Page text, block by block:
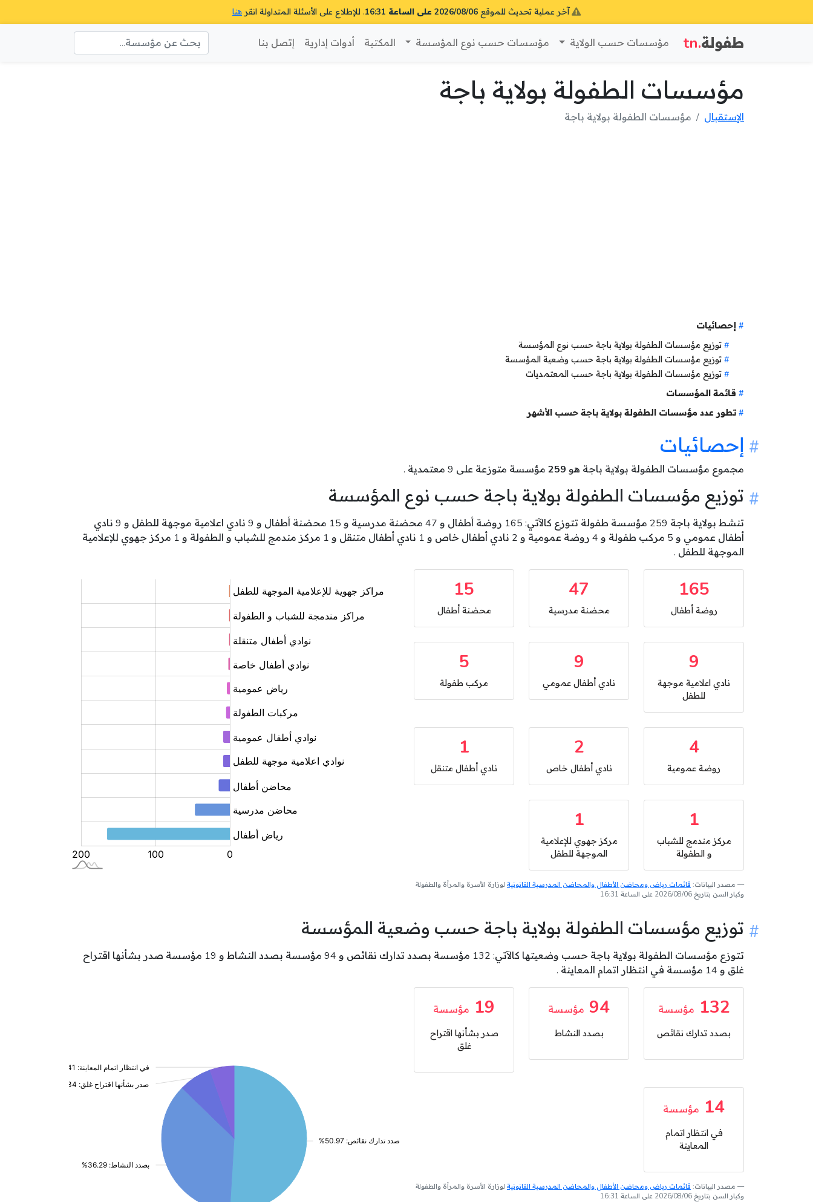
آخر عملية تحديث للموقع 2026/08/06 على الساعة 16:31 . للإطلاع على الأسئلة المتداولة انقر هنا
طفولة.tn مؤسسات حسب الولاية مؤسسات حسب نوع المؤسسة المكتبة أدوات إدارية إتصل بنا
مؤسسات الطفولة بولاية باجة
الإستقبال مؤسسات الطفولة بولاية باجة
إحصائيات
توزيع مؤسسات الطفولة بولاية باجة حسب نوع المؤسسة
توزيع مؤسسات الطفولة بولاية باجة حسب وضعية المؤسسة
توزيع مؤسسات الطفولة بولاية باجة حسب المعتمديات
قائمة المؤسسات
تطور عدد مؤسسات الطفولة بولاية باجة حسب الأشهر
إحصائيات
مجموع مؤسسات الطفولة بولاية باجة هو 259 مؤسسة متوزعة على 9 معتمدية .
توزيع مؤسسات الطفولة بولاية باجة حسب نوع المؤسسة
تنشط بولاية باجة 259 مؤسسة طفولة تتوزع كالآتي: 165 روضة أطفال و 47 محضنة مدرسية و 15 محضنة أطفال و 9 نادي اعلامية موجهة للطفل و 9 نادي
أطفال عمومي و 5 مركب طفولة و 4 روضة عمومية و 2 نادي أطفال خاص و 1 نادي أطفال متنقل و 1 مركز مندمج للشباب و الطفولة و 1 مركز جهوي للإعلامية
الموجهة للطفل .
165
روضة أطفال
47
محضنة مدرسية
15
محضنة أطفال
9
نادي اعلامية موجهة
للطفل
9
نادي أطفال عمومي
5
مركب طفولة
4
روضة عمومية
2
نادي أطفال خاص
1
نادي أطفال متنقل
1
مركز مندمج للشباب
و الطفولة
1
مركز جهوي للإعلامية
الموجهة للطفل
مصدر البيانات: قائمات رياض ومحاضن الأطفال والمحاضن المدرسية القانونية لوزارة الأسرة والمرأة والطفولة
وكبار السن بتاريخ 2026/08/06 على الساعة 16:31
توزيع مؤسسات الطفولة بولاية باجة حسب وضعية المؤسسة
تتوزع مؤسسات الطفولة بولاية باجة حسب وضعيتها كالآتي: 132 مؤسسة بصدد تدارك نقائص و 94 مؤسسة بصدد النشاط و 19 مؤسسة صدر بشأنها اقتراح
غلق و 14 مؤسسة في انتظار اتمام المعاينة .
132 مؤسسة
بصدد تدارك نقائص
94 مؤسسة
بصدد النشاط
19 مؤسسة
صدر بشأنها اقتراح
غلق
14 مؤسسة
في انتظار اتمام
المعاينة
مصدر البيانات: قائمات رياض ومحاضن الأطفال والمحاضن المدرسية القانونية لوزارة الأسرة والمرأة والطفولة
وكبار السن بتاريخ 2026/08/06 على الساعة 16:31